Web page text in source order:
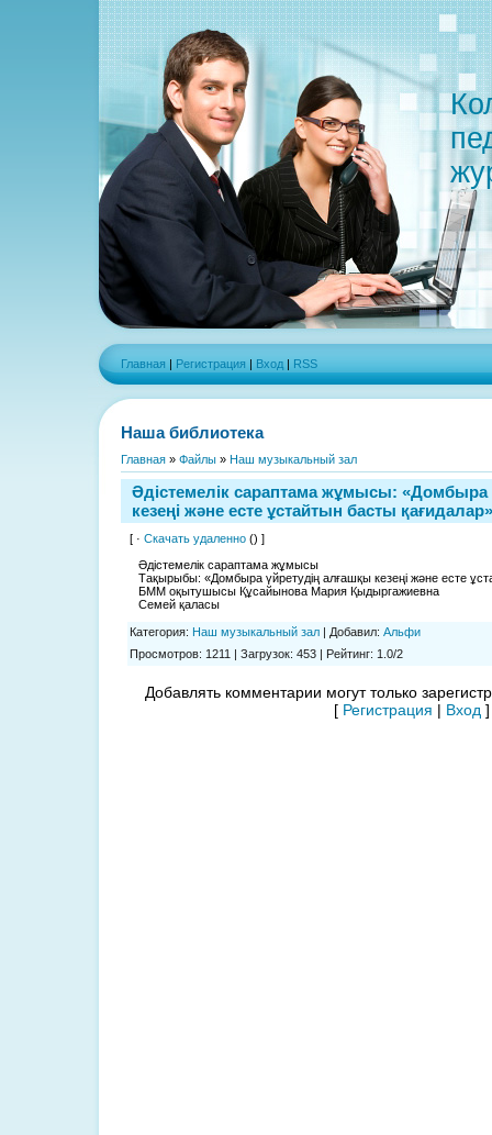
Главная | Регистрация | Вход | RSS
Наша библиотека
Главная » Файлы » Наш музыкальный зал
Әдістемелік сараптама жұмысы: «Домбыра
кезеңі және есте ұстайтын басты қағидалар»
[ · Скачать удаленно () ]
Әдістемелік сараптама жұмысы
Тақырыбы: «Домбыра үйретудің алғашқы кезеңі және есте
БММ оқытушысы Құсайынова Мария Қыдыргажиевна
Семей қаласы
Категория: Наш музыкальный зал | Добавил: Альфи
Просмотров: 1211 | Загрузок: 453 | Рейтинг: 1.0/2
Добавлять комментарии могут только
[ Регистрация | Вход ]